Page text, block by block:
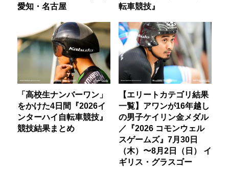
愛知・名古屋
転車競技』
「高校生ナンバーワン」
をかけた4日間『2026イ
ンターハイ自転車競技』
競技結果まとめ
【エリートカテゴリ結果
一覧】アワンが16年越し
の男子ケイリン金メダル
／『2026 コモンウェル
スゲームズ』7月30日
（木）〜8月2日（日） イ
ギリス・グラスゴー